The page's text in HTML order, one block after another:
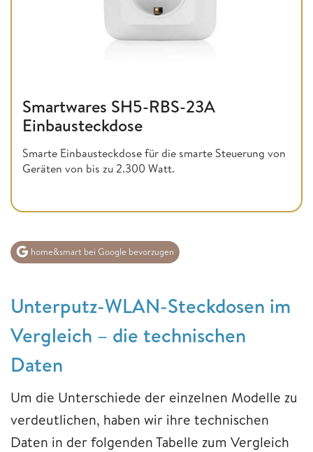
Smartwares SH5-RBS-23A
Einbausteckdose
Smarte Einbausteckdose für die smarte Steuerung von
Geräten von bis zu 2.300 Watt.
home&smart bei Google bevorzugen
Unterputz-WLAN-Steckdosen im
Vergleich – die technischen
Daten
Um die Unterschiede der einzelnen Modelle zu
verdeutlichen, haben wir ihre technischen
Daten in der folgenden Tabelle zum Vergleich